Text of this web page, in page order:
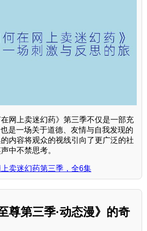
网上卖迷幻药》第三季不仅是一部充
是一场关于道德、友情与自我发现的
内容将观众的视线引向了更广泛的社
中不禁思考。
卖迷幻药第三季，全6集
尊第三季·动态漫》的奇